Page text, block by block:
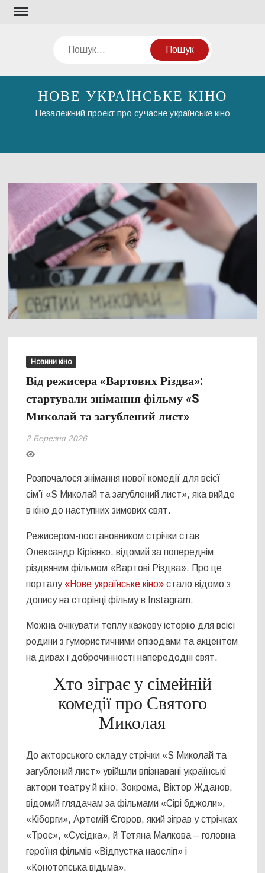
Перейти
Пошук
НОВЕ УКРАЇНСЬКЕ КІНО
Незалежний проект про сучасне українське кіно
Новини кіно
Від режисера «Вартових Різдва»:
стартували знімання фільму «S
Миколай та загублений лист»
2 Березня 2026
Розпочалося знімання нової комедії для всієї
сім’ї «S Миколай та загублений лист», яка вийде
в кіно до наступних зимових свят.
Режисером-постановником стрічки став
Олександр Кірієнко, відомий за попереднім
різдвяним фільмом «Вартові Різдва». Про це
порталу «Нове українське кіно» стало відомо з
допису на сторінці фільму в Instagram.
Можна очікувати теплу казкову історію для всієї
родини з гумористичними епізодами та акцентом
на дивах і доброчинності напередодні свят.
Хто зіграє у сімейній
комедії про Святого
Миколая
До акторського складу стрічки «S Миколай та
загублений лист» увійшли впізнавані українські
актори театру й кіно. Зокрема, Віктор Жданов,
відомий глядачам за фільмами «Сірі бджоли»,
«Кіборги», Артемій Єгоров, який зіграв у стрічках
«Троє», «Сусідка», й Тетяна Малкова – головна
героїня фільмів «Відпустка наосліп» і
«Конотопська відьма».